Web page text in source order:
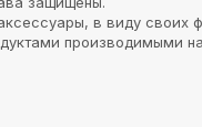
в виду своих
производимыми